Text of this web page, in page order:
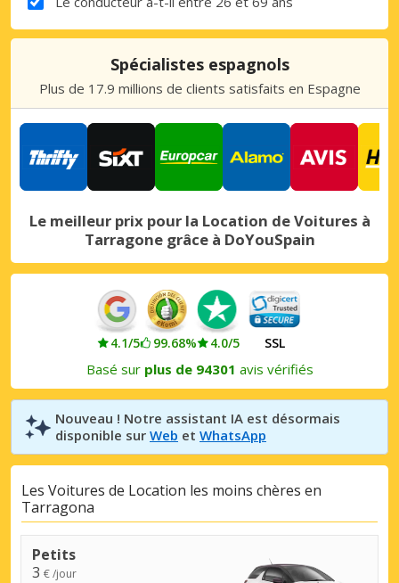
Spécialistes espagnols
Plus de 17.9 millions de clients satisfaits en Espagne
Le meilleur prix pour la Location de Voitures à
Tarragone grâce à DoYouSpain
4.1/5 99.68% 4.0/5 SSL
Basé sur plus de 94301 avis vérifiés
Nouveau ! Notre assistant IA est désormais
disponible sur Web et WhatsApp
Les Voitures de Location les moins chères en
Tarragona
Petits
3 € /jour